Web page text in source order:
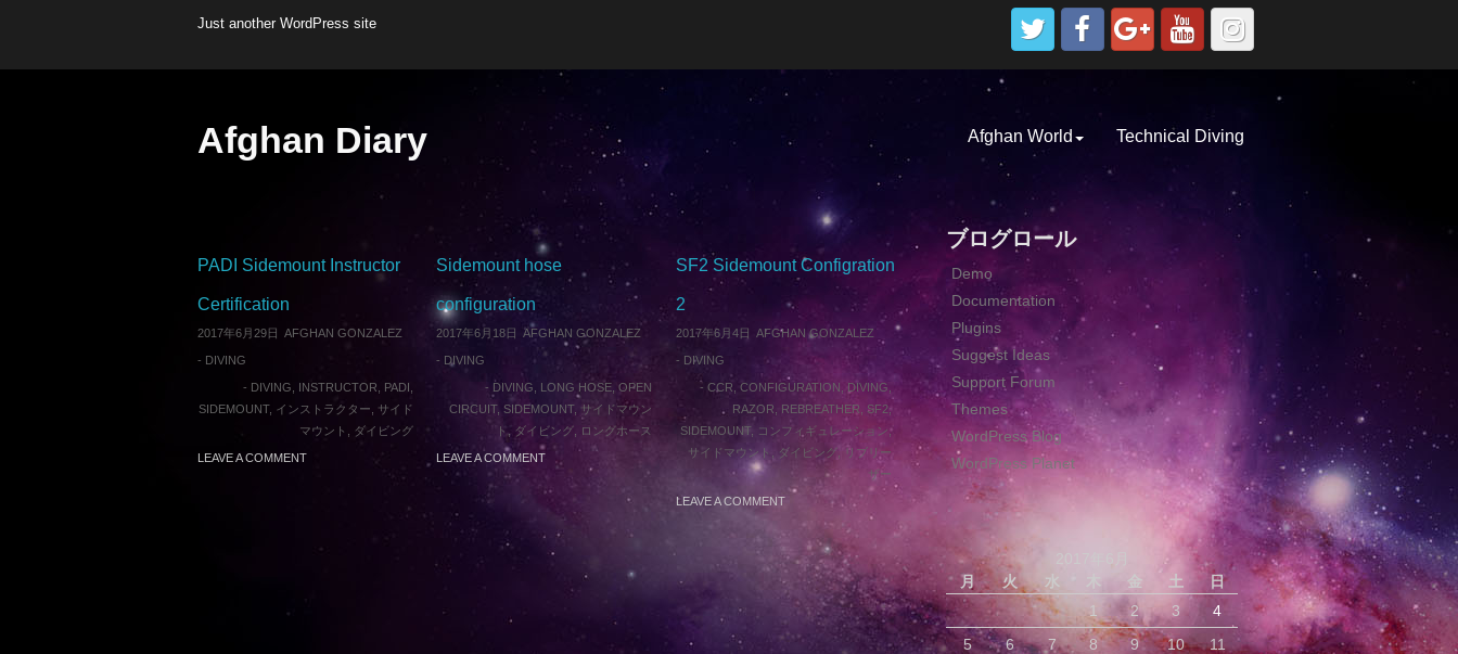
Just another WordPress site
Afghan Diary Afghan World Technical Diving
PADI Sidemount Instructor
Certification
2017年6月29日 AFGHAN GONZALEZ
- DIVING
- DIVING INSTRUCTOR PADI
SIDEMOUNT, インストラクター
サイド
マウント
ダイビング
LEAVE A COMMENT
Sidemount hose
configuration
2017年6月18日 AFGHAN GONZALEZ
- DIVING
- DIVING LONG HOSE ,OPEN
CIRCUIT,SIDEMOUNT, サイドマウン
ト, ダイビング ロングホース
LEAVE A COMMENT
SF2 Sidemount Configration
2
2017年6月4日 AFGHAN GONZALEZ
- DIVING
- CCR CONFIGURATION DIVING
RAZOR
REBREATHER SF2,
SIDEMOUNT, コンフィギュレーション ,
サイドマウント
ダイビング,
リブリー
ザー
LEAVE A COMMENT
ブログロール
Demo
Documentation
Plugins
Suggest Ideas
Support Forum
Themes
WordPress Blog
WordPress Planet
月
火 水 木 金 土
日
1
2 3
4
5
6 7 8 9 10
11